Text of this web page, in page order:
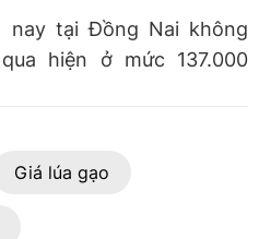
nay tại Đồng Nai không
hiện ở mức 137.000
Giá lúa gạo